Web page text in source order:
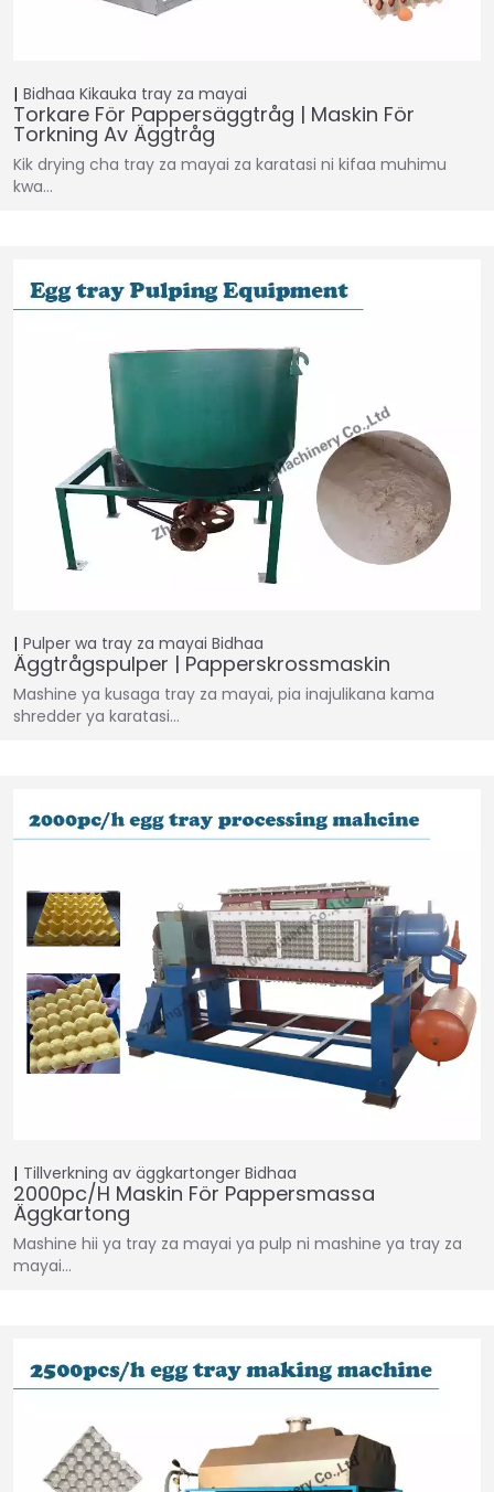
Bidhaa Kikauka tray za mayai
Torkare För Pappersäggtråg | Maskin För
Torkning Av Äggtråg
Kik drying cha tray za mayai za karatasi ni kifaa muhimu
kwa…
Pulper wa tray za mayai Bidhaa
Äggtrågspulper | Papperskrossmaskin
Mashine ya kusaga tray za mayai, pia inajulikana kama
shredder ya karatasi…
Tillverkning av äggkartonger Bidhaa
2000pc/h Maskin För Pappersmassa
Äggkartong
Mashine hii ya tray za mayai ya pulp ni mashine ya tray za
mayai…